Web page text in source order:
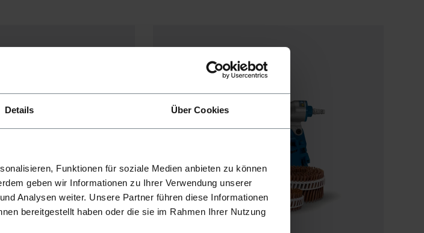
Details Über Cookies
Funktionen für soziale Medien anbieten zu können
geben wir Informationen zu Ihrer Verwendung unserer
Analysen weiter. Unsere Partner führen diese Informationen
bereitgestellt haben oder die sie im Rahmen Ihrer Nutzung